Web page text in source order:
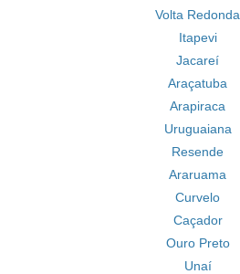
Volta Redonda
Itapevi
Jacareí
Araçatuba
Arapiraca
Uruguaiana
Resende
Araruama
Curvelo
Caçador
Ouro Preto
Unaí